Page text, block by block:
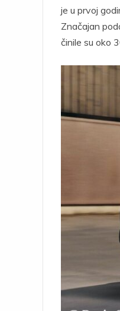
je u prvoj
Značajan
činile su oko